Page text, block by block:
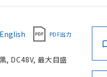
English PDF出力
, DC48V, 最大目盛